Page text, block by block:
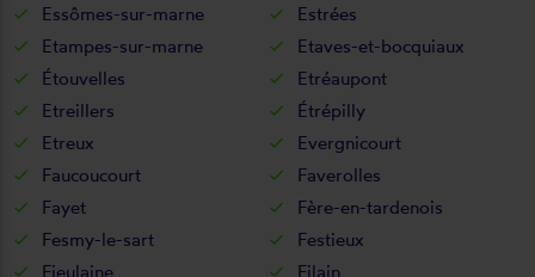
Essômes-sur-marne
Estrées
Etampes-sur-marne
Etaves-et-bocquiaux
Étouvelles
Etréaupont
Etreillers
Étrépilly
Etreux
Evergnicourt
Faucoucourt
Faverolles
Fayet
Fère-en-tardenois
Fesmy-le-sart
Festieux
Fieulaine
Filain